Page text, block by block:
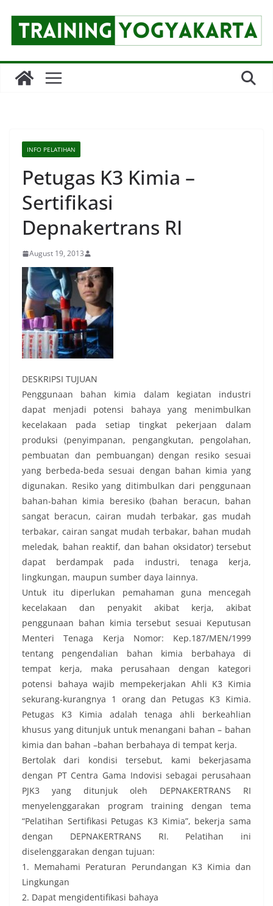
content
INFO PELATIHAN
Petugas K3 Kimia –
Sertifikasi
Depnakertrans RI
August 19, 2013
DESKRIPSI TUJUAN
Penggunaan bahan kimia dalam kegiatan industri
dapat menjadi potensi bahaya yang menimbulkan
kecelakaan pada setiap tingkat pekerjaan dalam
produksi (penyimpanan, pengangkutan, pengolahan,
pembuatan dan pembuangan) dengan resiko sesuai
yang berbeda-beda sesuai dengan bahan kimia yang
digunakan. Resiko yang ditimbulkan dari penggunaan
bahan-bahan kimia beresiko (bahan beracun, bahan
sangat beracun, cairan mudah terbakar, gas mudah
terbakar, cairan sangat mudah terbakar, bahan mudah
meledak, bahan reaktif, dan bahan oksidator) tersebut
dapat berdampak pada industri, tenaga kerja,
lingkungan, maupun sumber daya lainnya.
Untuk itu diperlukan pemahaman guna mencegah
kecelakaan dan penyakit akibat kerja, akibat
penggunaan bahan kimia tersebut sesuai Keputusan
Menteri Tenaga Kerja Nomor: Kep.187/MEN/1999
tentang pengendalian bahan kimia berbahaya di
tempat kerja, maka perusahaan dengan kategori
potensi bahaya wajib mempekerjakan Ahli K3 Kimia
sekurang-kurangnya 1 orang dan Petugas K3 Kimia.
Petugas K3 Kimia adalah tenaga ahli berkeahlian
khusus yang ditunjuk untuk menangani bahan – bahan
kimia dan bahan –bahan berbahaya di tempat kerja.
Bertolak dari kondisi tersebut, kami bekerjasama
dengan PT Centra Gama Indovisi sebagai perusahaan
PJK3 yang ditunjuk oleh DEPNAKERTRANS RI
menyelenggarakan program training dengan tema
“Pelatihan Sertifikasi Petugas K3 Kimia”, bekerja sama
dengan DEPNAKERTRANS RI. Pelatihan ini
diselenggarakan dengan tujuan:
1. Memahami Peraturan Perundangan K3 Kimia dan
Lingkungan
2. Dapat mengidentifikasi bahaya